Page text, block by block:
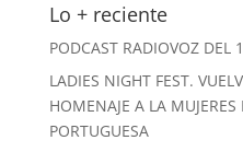
Lo + reciente
PODCAST RADIOVOZ DEL
LADIES NIGHT FEST.
HOMENAJE A LA
PORTUGUESA